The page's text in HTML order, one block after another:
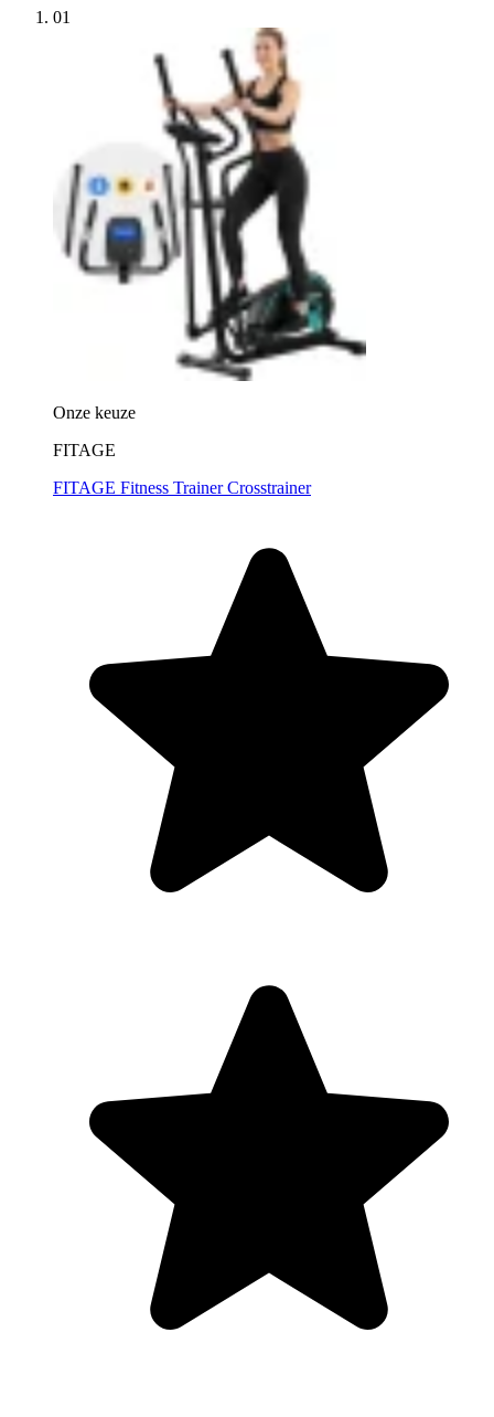
01
Onze keuze
FITAGE
FITAGE Fitness Trainer Crosstrainer